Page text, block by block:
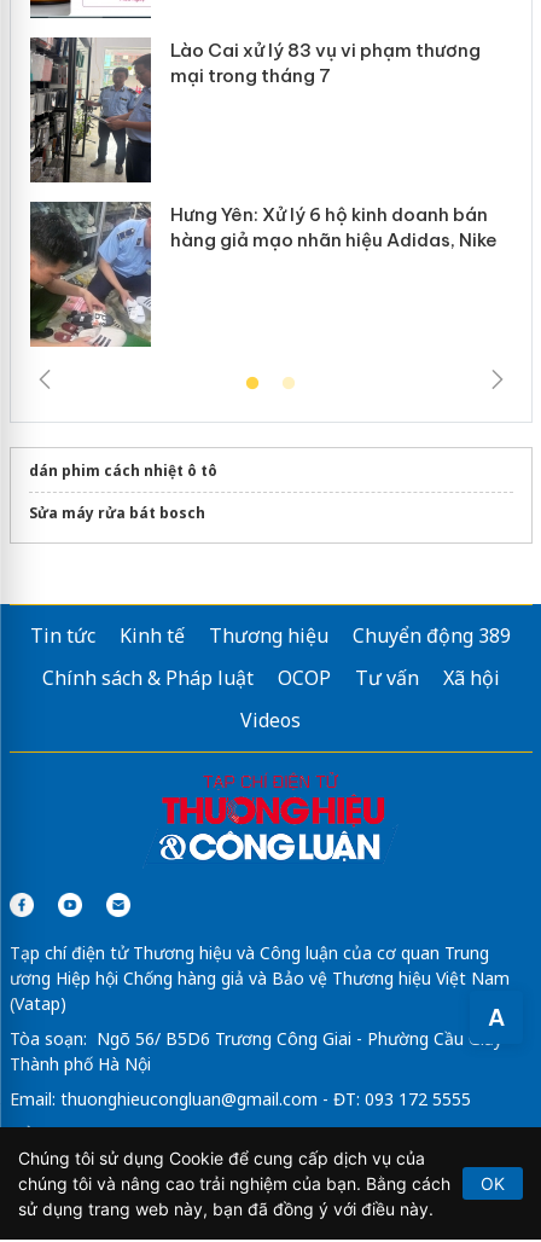
A
Lào Cai xử lý 83 vụ vi phạm thương
mại trong tháng 7
Hưng Yên: Xử lý 6 hộ kinh doanh bán
hàng giả mạo nhãn hiệu Adidas, Nike
dán phim cách nhiệt ô tô
Sửa máy rửa bát bosch
Tin tức Kinh tế Thương hiệu
Chuyển động 389
Chính sách & Pháp luật
OCOP Tư vấn
Xã hội
Videos
Tạp chí điện tử Thương hiệu và Công luận của cơ quan Trung
ương Hiệp hội Chống hàng giả và Bảo vệ Thương hiệu Việt Nam
(Vatap)
Tòa soạn: Ngõ 56/ B5D6 Trương Công Giai - Phường Cầu Giấy -
Thành phố Hà Nội
Email: thuonghieucongluan@gmail.com - ĐT: 093 172 5555
Tổng Biên Tập: Vũ Đức Thuận
Giấy phép hoạt động báo chí điện tử số 64/GP-BTTTT do Bộ
Thông tin và Truyền thông cấp ngày 21/2/2020.
Chúng tôi sử dụng Cookie để cung cấp dịch vụ của
chúng tôi và nâng cao trải nghiệm của bạn. Bằng cách
sử dụng trang web này, bạn đã đồng ý với điều này.
OK